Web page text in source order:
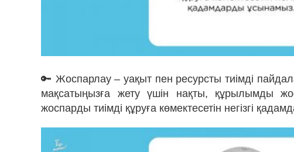
🔑 Жоспарлау – уақыт пен ресурсты тиімді
мақсатыңызға жету үшін нақты, құрылымды
жоспарды тиімді құруға көмектесетін негізгі